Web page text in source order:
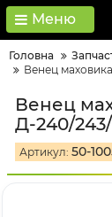
Меню
Головна
Венец
Венец
Д-240/243/
Артикул: 50-